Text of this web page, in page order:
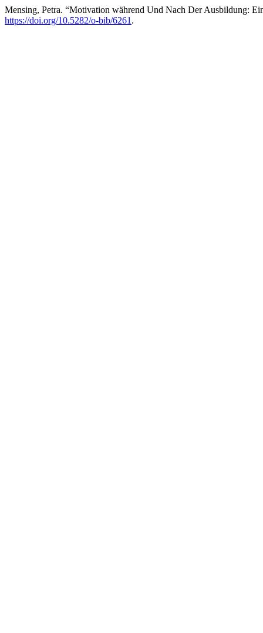
Mensing, Petra. “Motivation während Und Nach Der Ausbildung:
https://doi.org/10.5282/o-bib/6261 .